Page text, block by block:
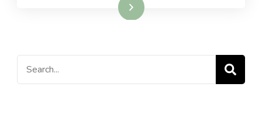
Read More
Search
for: